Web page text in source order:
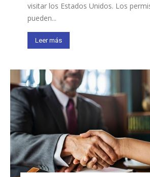
visitar los Estados Unidos. Los
pueden...
Leer más